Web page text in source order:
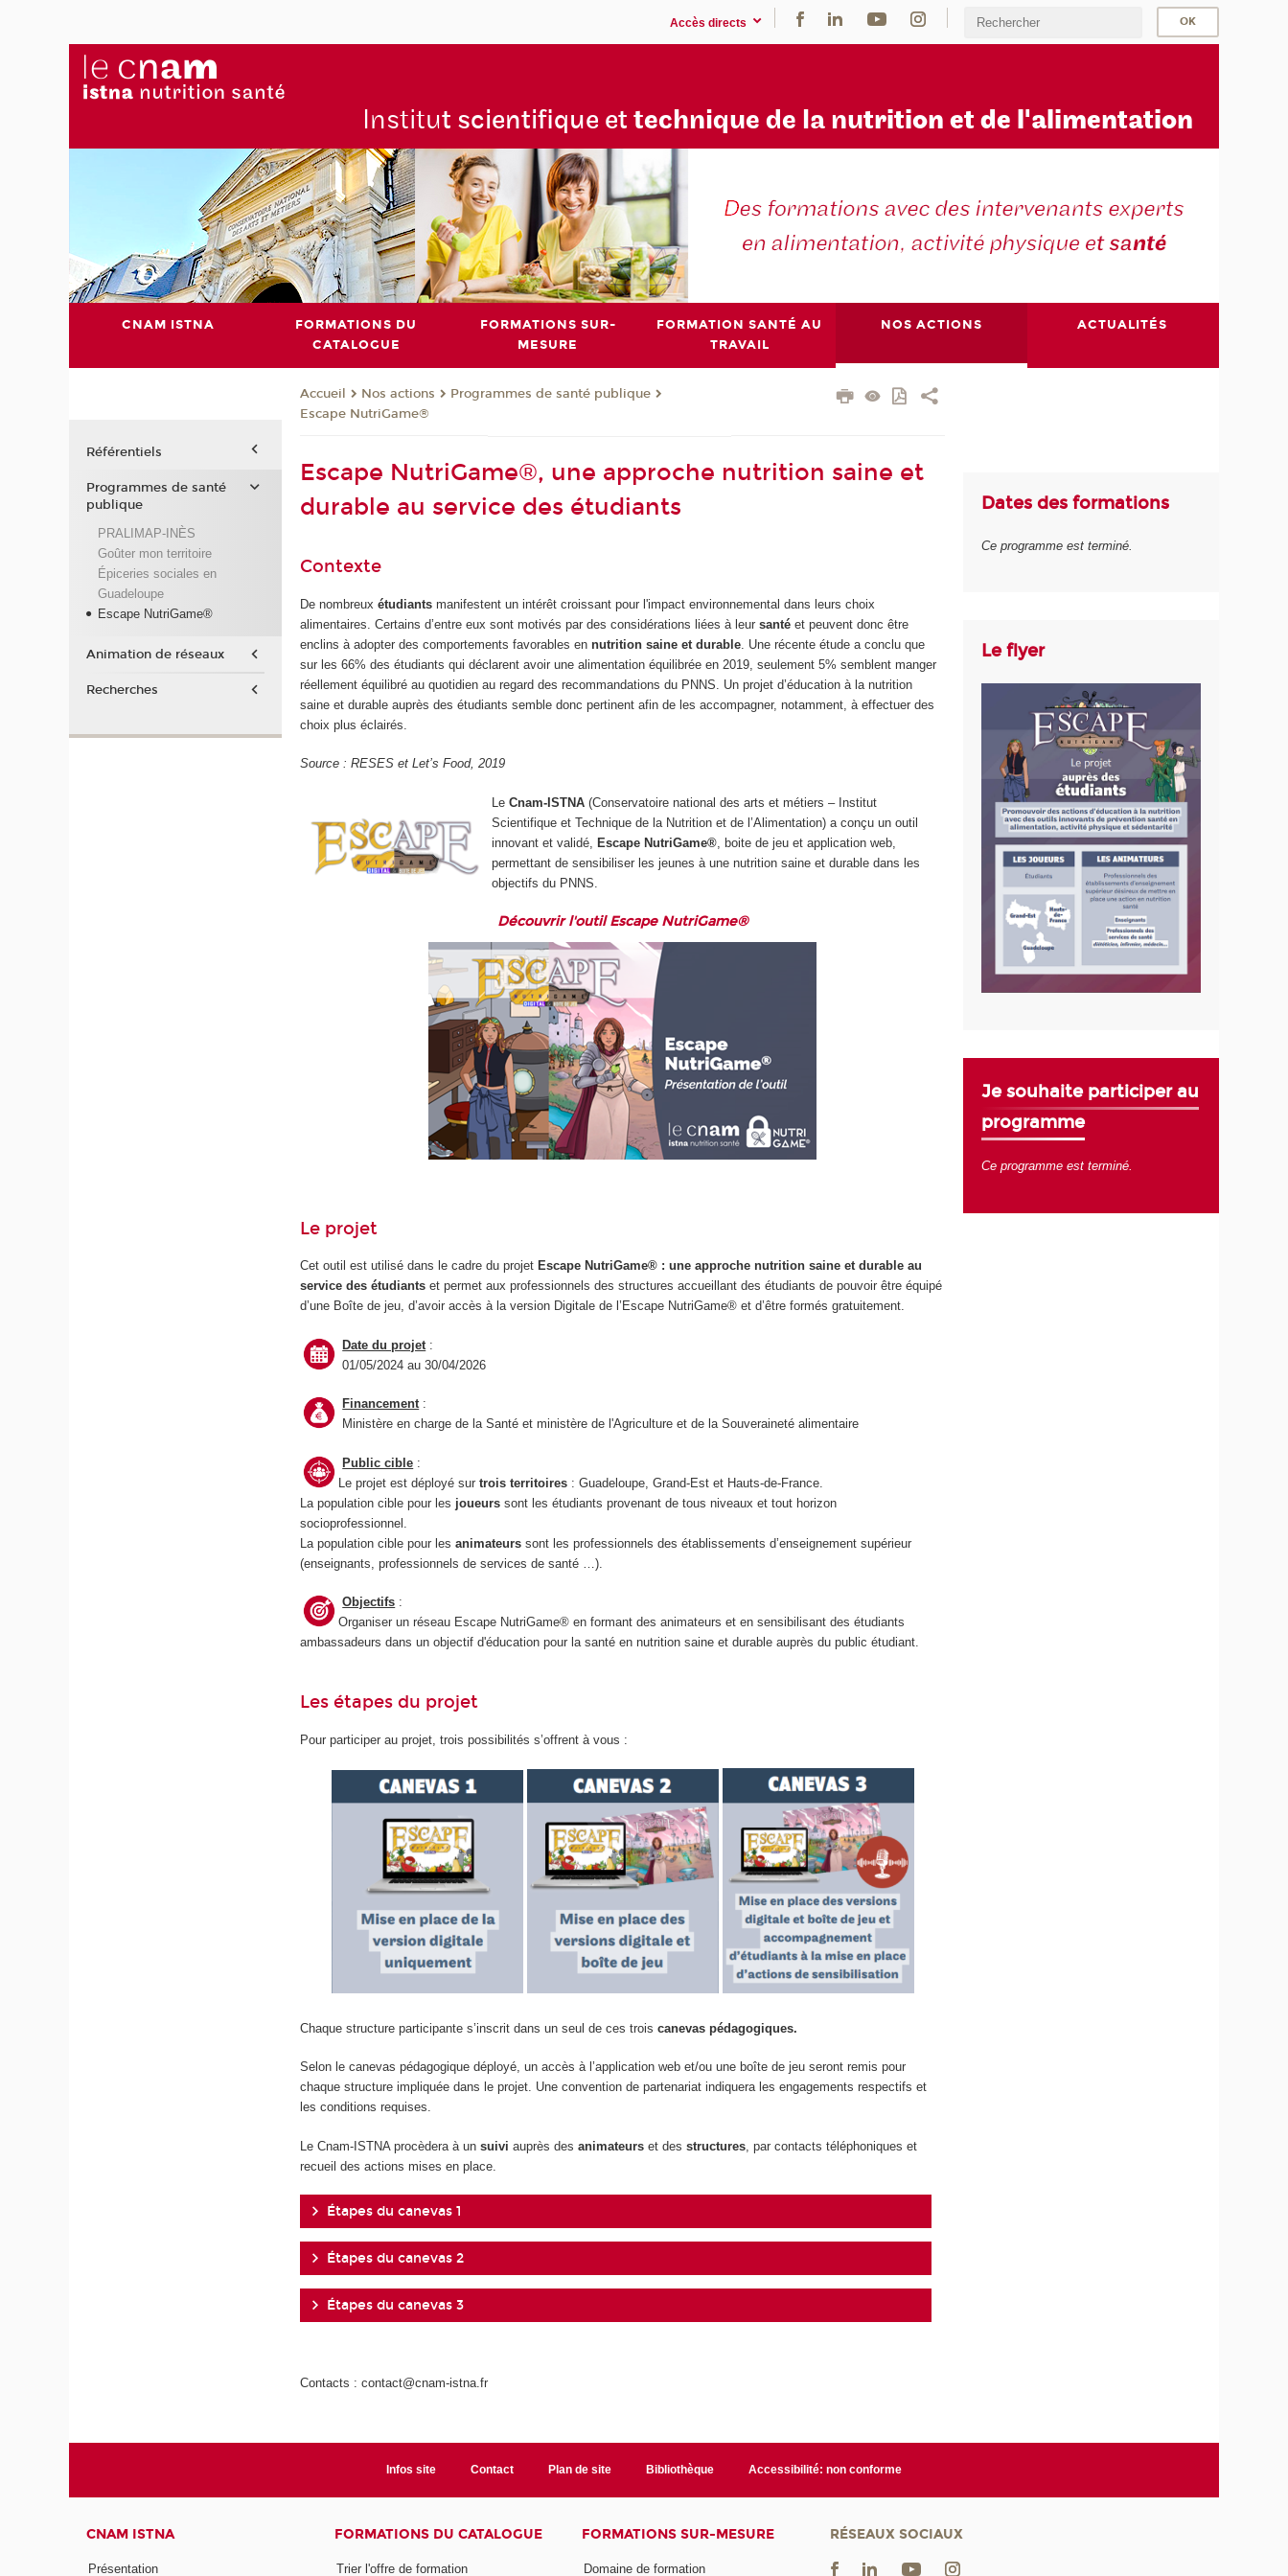
Accès directs
Institut scientifique et technique de la nutrition et de l'alimentation
CNAM ISTNA
FORMATIONS DU
CATALOGUE
FORMATIONS SUR-
MESURE
FORMATION SANTÉ AU
TRAVAIL
NOS ACTIONS ACTUALITÉS
Accueil Nos actions
Programmes de santé publique
Escape NutriGame®
Escape NutriGame®, une approche nutrition saine et
durable au service des étudiants
Contexte
De nombreuxétudiants manifestent un intérêt croissant pour l'impact environnemental dans leurs choix
alimentaires. Certains d’entre eux sont motivés par des considérations liées à leursanté et peuvent donc être
enclins à adopter des comportements favorables ennutrition saine et durable . Une récente étude a conclu que
sur les 66% des étudiants qui déclarent avoir une alimentation équilibrée en 2019, seulement 5% semblent manger
réellement équilibré au quotidien au regard des recommandations du PNNS. Un projet d’éducation à la nutrition
saine et durable auprès des étudiants semble donc pertinent afin de les accompagner, notamment, à effectuer des
choix plus éclairés.
Source : RESES et Let’s Food, 2019
LeCnam-ISTNA (Conservatoire national des arts et métiers – Institut
Scientifique et Technique de la Nutrition et de l’Alimentation) a conçu un outil
innovant et validé,Escape NutriGame® , boite de jeu et application web,
permettant de sensibiliser les jeunes à une nutrition saine et durable dans les
objectifs du PNNS.
Découvrir l'outil Escape NutriGame®
Le projet
Cet outil est utilisé dans le cadre du projet Escape NutriGame® : une approche nutrition saine et durable au
service des étudiantset permet aux professionnels des structures accueillant des étudiants de pouvoir être équipé
d’une Boîte de jeu, d’avoir accès à la version Digitale de l’Escape NutriGame® et d’être formés gratuitement.
Date du projet :
01/05/2024 au 30/04/2026
Financement:
Ministère en charge de la Santé et ministère de l'Agriculture et de la Souveraineté alimentaire
Public cible :
Le projet est déployé surtrois territoires : Guadeloupe, Grand-Est et Hauts-de-France.
La population cible pour les joueurs sont les étudiants provenant de tous niveaux et tout horizon
socioprofessionnel.
La population cible pour lesanimateurs sont les professionnels des établissements d’enseignement supérieur
(enseignants, professionnels de services de santé …).
Objectifs :
Organiser un réseau Escape NutriGame® en formant des animateurs et en sensibilisant des étudiants
ambassadeurs dans un objectif d'éducation pour la santé en nutrition saine et durable auprès du public étudiant.
Les étapes du projet
Pour participer au projet, trois possibilités s’offrent à vous :
Chaque structure participante s’inscrit dans un seul de ces troiscanevas pédagogiques.
Selon le canevas pédagogique déployé, un accès à l’application web et/ou une boîte de jeu seront remis pour
chaque structure impliquée dans le projet. Une convention de partenariat indiquera les engagements respectifs et
les conditions requises.
Le Cnam-ISTNA procèdera à unsuivi auprès desanimateurs et desstructures , par contacts téléphoniques et
recueil des actions mises en place.
Étapes du canevas 1
Étapes du canevas 2
Étapes du canevas 3
Contacts : contact@cnam-istna.fr
Dates des formations
Ce programme est terminé.
Le flyer
Je souhaite participer au
programme
Ce programme est terminé.
Référentiels
Programmes de santé
publique
PRALIMAP-INÈS
Goûter mon territoire
Épiceries sociales en
Guadeloupe
Escape NutriGame®
Animation de réseaux
Recherches
Infos site Contact Plan de site Bibliothèque Accessibilité: non conforme
CNAM ISTNA
Présentation
FORMATIONS DU CATALOGUE
Trier l'offre de formation
FORMATIONS SUR-MESURE
Domaine de formation
RÉSEAUX SOCIAUX